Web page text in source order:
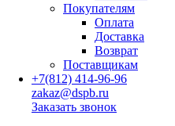
Покупателям
Оплата
Доставка
Возврат
Поставщикам
+7(812) 414-96-96
zakaz@dspb.ru
Заказать звонок